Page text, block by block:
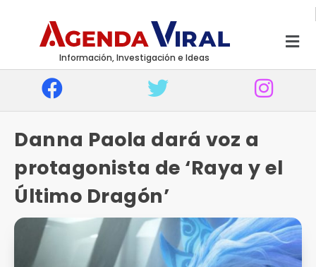
Información, Investigación e Ideas
Danna Paola dará voz a
protagonista de ‘Raya y el
Último Dragón’